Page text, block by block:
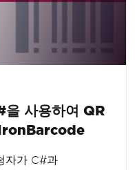
사용하여 QR
IronBarcode
자가 C#과